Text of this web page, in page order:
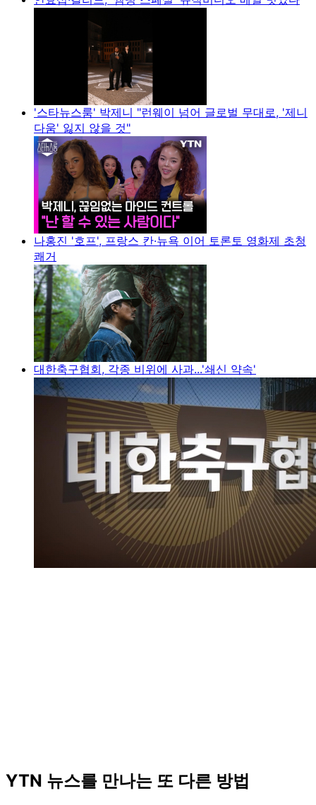
'스타뉴스룸' 박제니 "런웨이 넘어 글로벌 무대로, '제니
다움' 잃지 않을 것"
나홍진 '호프', 프랑스 칸·뉴욕 이어 토론토 영화제 초청
쾌거
대한축구협회, 각종 비위에 사과...'쇄신 약속'
YTN 뉴스를 만나는 또 다른 방법